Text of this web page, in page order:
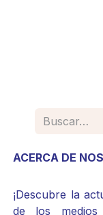
ACERCA DE
¡Descubre la
de los